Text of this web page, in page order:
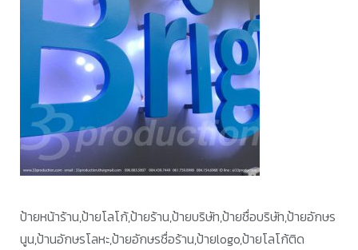
ป้ายหน้าร้าน,ป้ายโลโก้,ป้ายร้าน,ป้ายบริษัท,ป้ายชื่อบริษัท,ป้ายอักษร
นูน,ป้านอักษรโลหะ,ป้ายอักษรชื่อร้าน,ป้ายlogo,ป้ายโลโก้ติด